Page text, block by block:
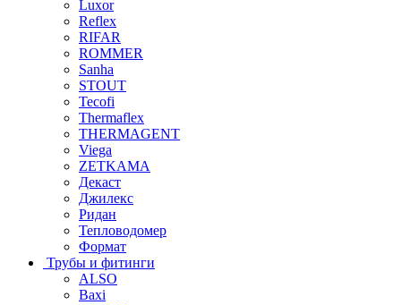
Luxor
Reflex
RIFAR
ROMMER
Sanha
STOUT
Tecofi
Thermaflex
THERMAGENT
Viega
ZETKAMA
Декаст
Джилекс
Ридан
Тепловодомер
Формат
Трубы и фитинги
ALSO
Baxi